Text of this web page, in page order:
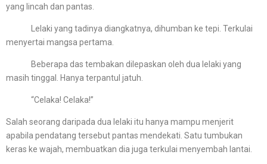
yang lincah dan pantas.
Lelaki yang tadinya diangkatnya, dihumban ke tepi. Terkulai
menyertai mangsa pertama.
Beberapa das tembakan dilepaskan oleh dua lelaki yang
masih tinggal. Hanya terpantul jatuh.
“Celaka! Celaka!”
Salah seorang daripada dua lelaki itu hanya mampu menjerit
apabila pendatang tersebut pantas mendekati. Satu tumbukan
keras ke wajah, membuatkan dia juga terkulai menyembah lantai.